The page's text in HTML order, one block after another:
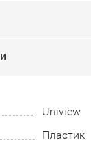
Uniview
Пластик